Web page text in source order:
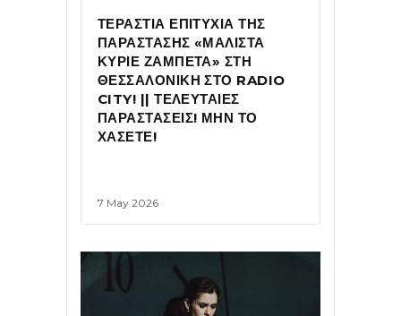
ΤΕΡΑΣΤΙΑ ΕΠΙΤΥΧΙΑ ΤΗΣ
ΠΑΡΑΣΤΑΣΗΣ «ΜΑΛΙΣΤΑ
ΚΥΡΙΕ ΖΑΜΠΕΤΑ» ΣΤΗ
ΘΕΣΣΑΛΟΝΙΚΗ ΣΤΟ RADIO
CITY! || ΤΕΛΕΥΤΑΙΕΣ
ΠΑΡΑΣΤΑΣΕΙΣ! ΜΗΝ ΤΟ
ΧΑΣΕΤΕ!
7 May 2026